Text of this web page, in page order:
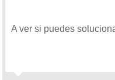
A ver si puedes